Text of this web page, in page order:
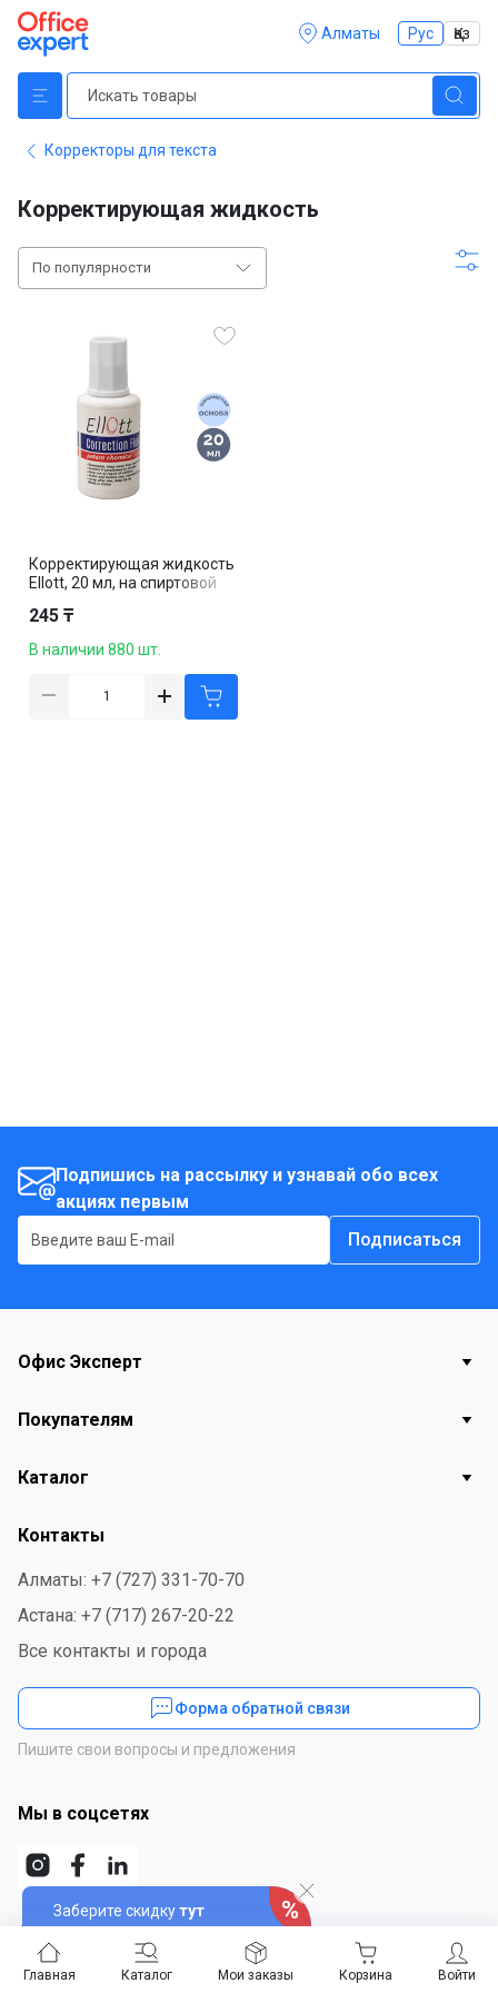
Алматы Рус Қаз
Главная Каталог Войти
Мои заказы Корзина
Корректоры для текста
Корректирующая жидкость
По популярности
Корректирующая жидкость
Ellott, 20 мл, на спиртовой
245 ₸
В наличии 880 шт.
Подпишись на рассылку и узнавай обо всех
акциях первым
Подписаться
Заберите скидкутут
Офис Эксперт
Покупателям
Каталог
Контакты
Алматы: +7 (727) 331-70-70
Астана: +7 (717) 267-20-22
Все контакты и города
Форма обратной связи
Пишите свои вопросы и предложения
Мы в соцсетях
Скачайте приложение